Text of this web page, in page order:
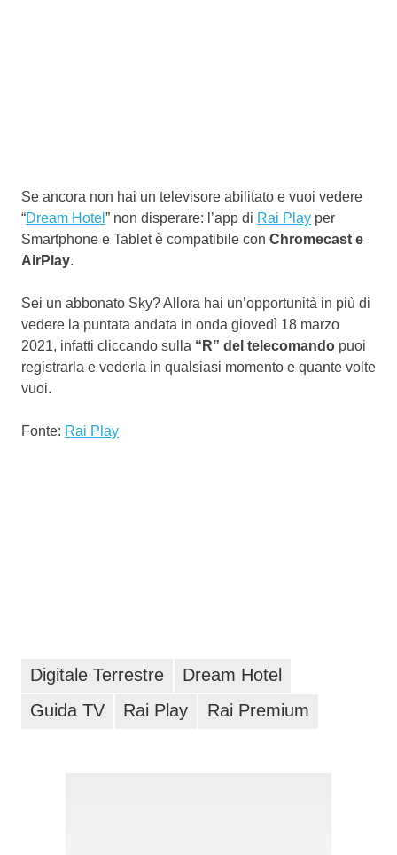
Se ancora non hai un televisore abilitato e vuoi vedere
“Dream Hotel ” non disperare: l’app di Rai Play per
Smartphone e Tablet è compatibile con Chromecast e
AirPlay.
Sei un abbonato Sky? Allora hai un’opportunità in più di
vedere la puntata andata in onda giovedì 18 marzo
2021, infatti cliccando sulla “R” del telecomando puoi
registrarla e vederla in qualsiasi momento e quante volte
vuoi.
Fonte: Rai Play
Digitale Terrestre
Dream Hotel
Guida TV
Rai Play Rai Premium